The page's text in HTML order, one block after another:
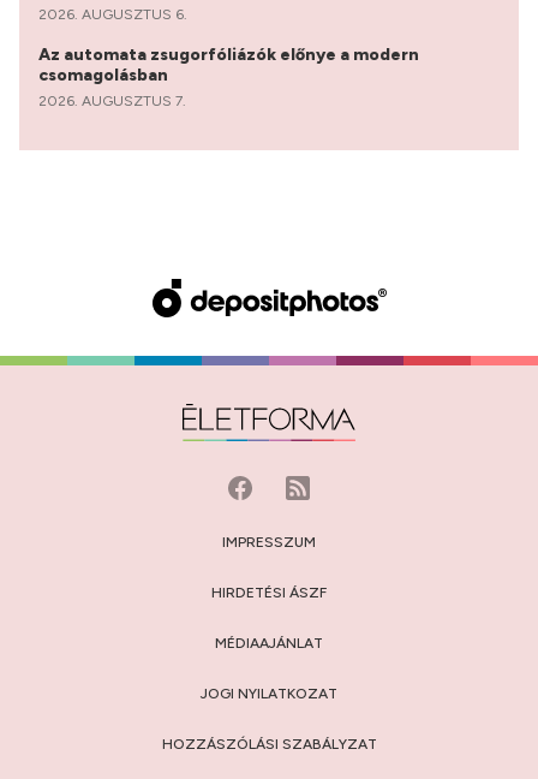
2026. AUGUSZTUS 6.
Az automata zsugorfóliázók előnye a modern
csomagolásban
2026. AUGUSZTUS 7.
IMPRESSZUM
HIRDETÉSI ÁSZF
MÉDIAAJÁNLAT
JOGI NYILATKOZAT
HOZZÁSZÓLÁSI SZABÁLYZAT